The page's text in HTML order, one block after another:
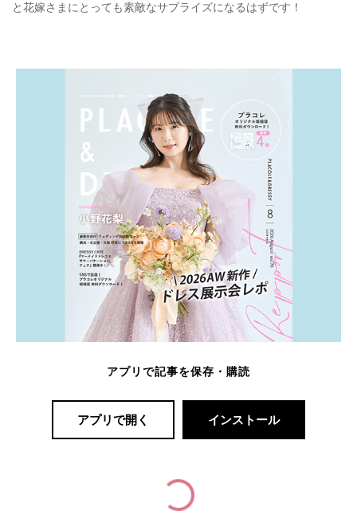
と花嫁さまにとっても素敵なサプライズになるはずです！
アプリで記事を保存・購読
アプリで開く インストール